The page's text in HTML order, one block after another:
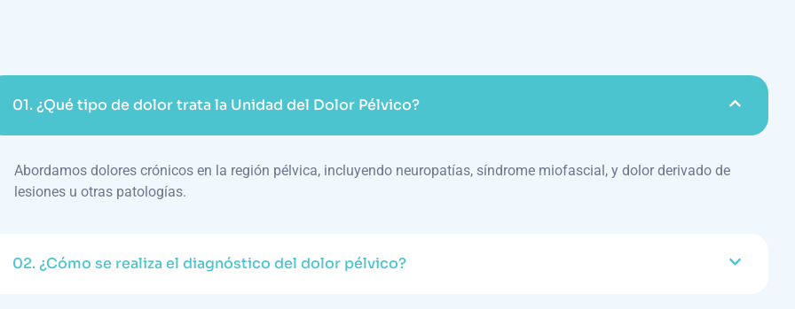
01.¿Qué tipo de dolor trata la Unidad del Dolor Pélvico?
Abordamos dolores crónicos en la región pélvica, incluyendo neuropatías, síndrome miofascial, y dolor derivado de
lesiones u otras patologías.
02.¿Cómo se realiza el diagnóstico del dolor pélvico?